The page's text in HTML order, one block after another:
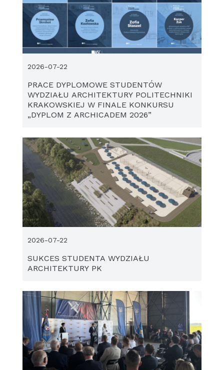
PRACE DYPLOMOWE STUDENTÓW
WYDZIAŁU ARCHITEKTURY POLITECHNIKI
KRAKOWSKIEJ W FINALE KONKURSU
„DYPLOM Z ARCHICADEM 2026”
2026-07-22
SUKCES STUDENTA WYDZIAŁU
ARCHITEKTURY PK
2026-07-22